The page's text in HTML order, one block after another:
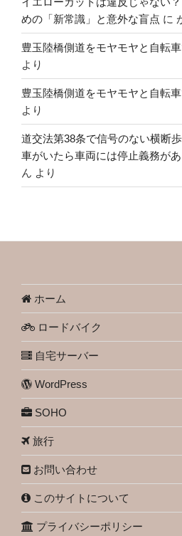
めの「新常識」と意外な盲点 に
豊玉陸橋側道をモヤモヤと自転
より
豊玉陸橋側道をモヤモヤと自転
より
道交法第38条で信号のない横断
車がいたら車両には停止義務が
ん より
ホーム
ロードバイク
自宅サーバー
WordPress
SOHO
旅行
お問い合わせ
このサイトについて
プライバシーポリシー